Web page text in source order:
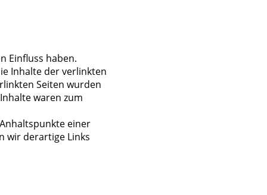
Einfluss haben.
Inhalte der verlinkten
Seiten wurden
waren zum
einer
wir derartige Links